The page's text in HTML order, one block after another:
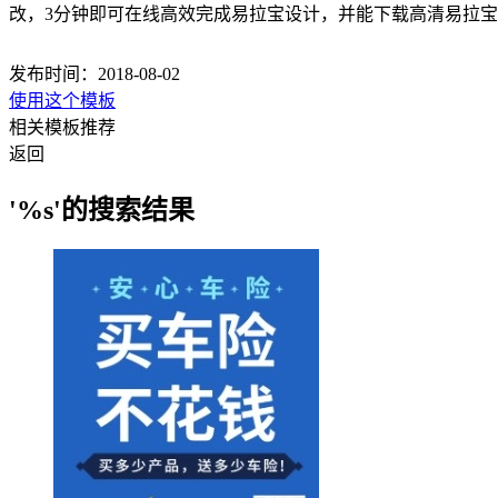
改，3分钟即可在线高效完成易拉宝设计，并能下载高清易拉
发布时间：2018-08-02
使用这个模板
相关模板推荐
返回
'%s'的搜索结果